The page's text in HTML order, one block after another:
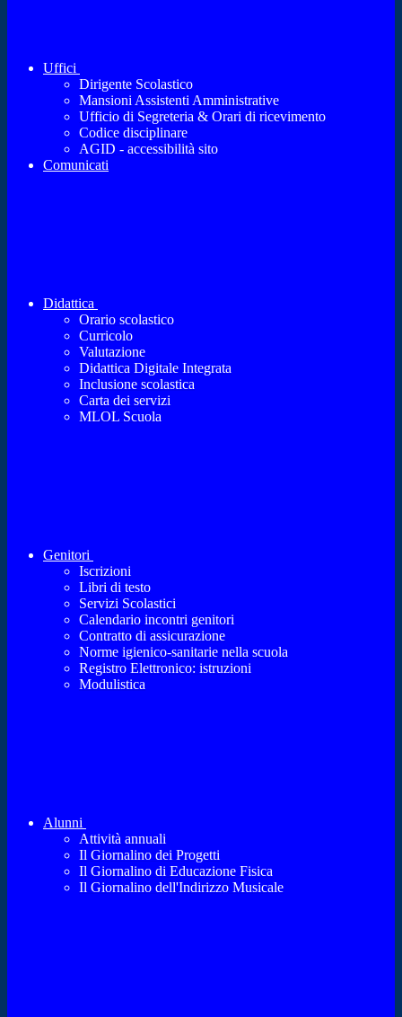
Uffici
Dirigente Scolastico
Mansioni Assistenti Amministrative
Ufficio di Segreteria & Orari di ricevimento
Codice disciplinare
AGID - accessibilità sito
Comunicati
Didattica
Orario scolastico
Curricolo
Valutazione
Didattica Digitale Integrata
Inclusione scolastica
Carta dei servizi
MLOL Scuola
Genitori
Iscrizioni
Libri di testo
Servizi Scolastici
Calendario incontri genitori
Contratto di assicurazione
Norme igienico-sanitarie nella scuola
Registro Elettronico: istruzioni
Modulistica
Alunni
Attività annuali
Il Giornalino dei Progetti
Il Giornalino di Educazione Fisica
Il Giornalino dell'Indirizzo Musicale